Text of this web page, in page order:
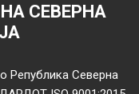
СЕВЕРНА
Република Северна